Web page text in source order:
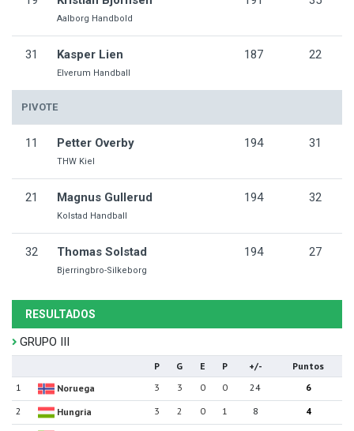
Aalborg Handbold
31 Kasper Lien
Elverum Handball
187 22
PIVOTE
11 Petter Overby
THW Kiel
194 31
21 Magnus Gullerud
Kolstad Handball
194 32
32 Thomas Solstad
Bjerringbro-Silkeborg
194 27
RESULTADOS
GRUPO III
P G E P +/-
Puntos
1
Noruega 3 3 0 0 24
6
2
Hungria 3 2 0 1 8
4